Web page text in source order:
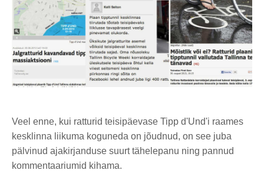
Veel enne, kui ratturid teisipäevase Tipp d'Und'i raames
kesklinna liikuma koguneda on jõudnud, on see juba
pälvinud ajakirjanduse suurt tähelepanu ning pannud
kommentaariumid kihama.